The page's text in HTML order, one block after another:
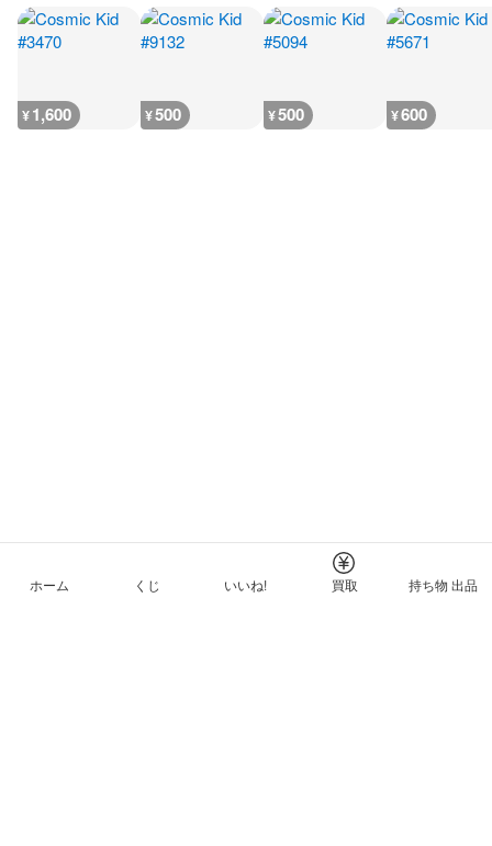
¥1,600 ¥500 ¥500 ¥600
ホーム くじ いいね! 買取 持ち物 出品